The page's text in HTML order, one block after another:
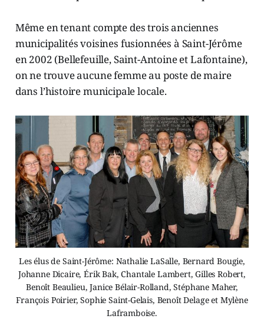
Même en tenant compte des trois anciennes
municipalités voisines fusionnées à Saint-Jérôme
en 2002 (Bellefeuille, Saint-Antoine et Lafontaine),
on ne trouve aucune femme au poste de maire
dans l’histoire municipale locale.
Les élus de Saint-Jérôme: Nathalie LaSalle, Bernard Bougie,
Johanne Dicaire, Érik Bak, Chantale Lambert, Gilles Robert,
Benoît Beaulieu, Janice Bélair-Rolland, Stéphane Maher,
François Poirier, Sophie Saint-Gelais, Benoît Delage et Mylène
Laframboise.